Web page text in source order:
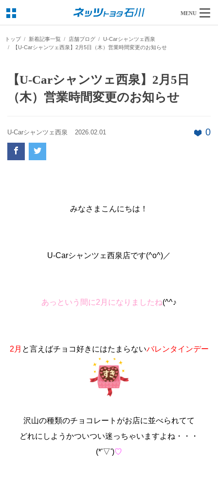
MENU
トップ 新着記事一覧 店舗ブログ
U-Carシャンツェ西泉
【U-Carシャンツェ西泉】2月5日（木）営業時間変更のお知らせ
【U-Carシャンツェ西泉】2月5日
（木）営業時間変更のお知らせ
U-Carシャンツェ西泉 2026.02.01 0
みなさまこんにちは！
U-Carシャンツェ西泉店です(^o^)／
あっという間に2月になりましたね(^^♪
2月 と言えばチョコ好きにはたまらないバレンタインデー
沢山の種類のチョコレートがお店に並べられてて
どれにしようかついつい迷っちゃいますよね・・・
(*'▽')♡